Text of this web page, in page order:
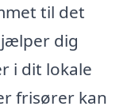
til det
dig
i dit lokale
frisører kan